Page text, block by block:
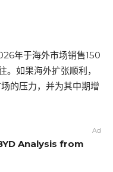
年于海外市场销售150
如果海外扩张顺利，
的压力，并为其中期增
Ad
Analysis from